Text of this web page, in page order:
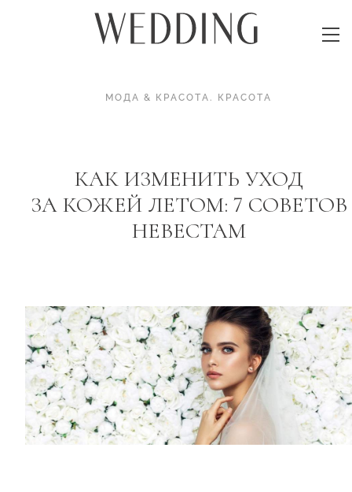
МОДА & КРАСОТА. КРАСОТА
КАК ИЗМЕНИТЬ УХОД
ЗА КОЖЕЙ ЛЕТОМ: 7 СОВЕТОВ
НЕВЕСТАМ